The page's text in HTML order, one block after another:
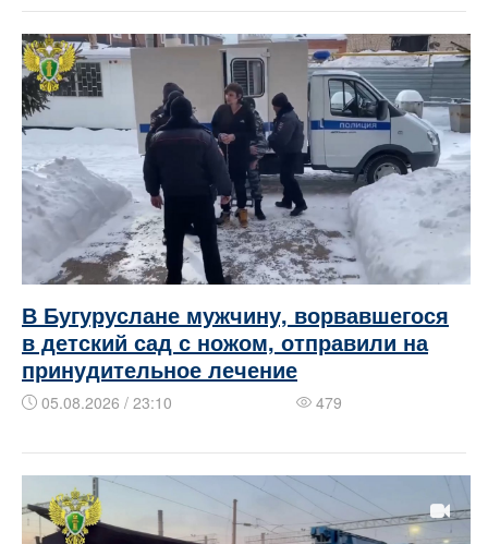
В Бугуруслане мужчину, ворвавшегося
в детский сад с ножом, отправили на
принудительное лечение
05.08.2026 / 23:10 479